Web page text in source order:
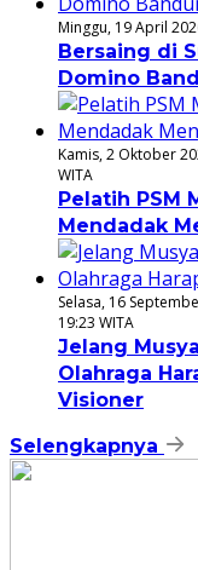
Minggu, 19 April
Bersaing di
Domino
Kamis, 2 Oktober
WITA
Pelatih PSM
Mendadak
Selasa, 16
19:23 WITA
Jelang
Olahraga
Visioner
Selengkapnya